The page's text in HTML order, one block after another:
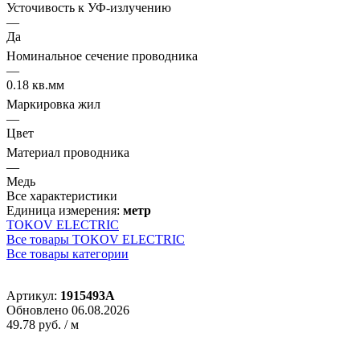
Усточивость к УФ-излучению
—
Да
Номинальное сечение проводника
—
0.18 кв.мм
Маркировка жил
—
Цвет
Материал проводника
—
Медь
Все характеристики
Единица измерения: метр
TOKOV ELECTRIC
Все товары TOKOV ELECTRIC
Все товары категории
Артикул: 1915493А
Обновлено 06.08.2026
49.78 руб. / м